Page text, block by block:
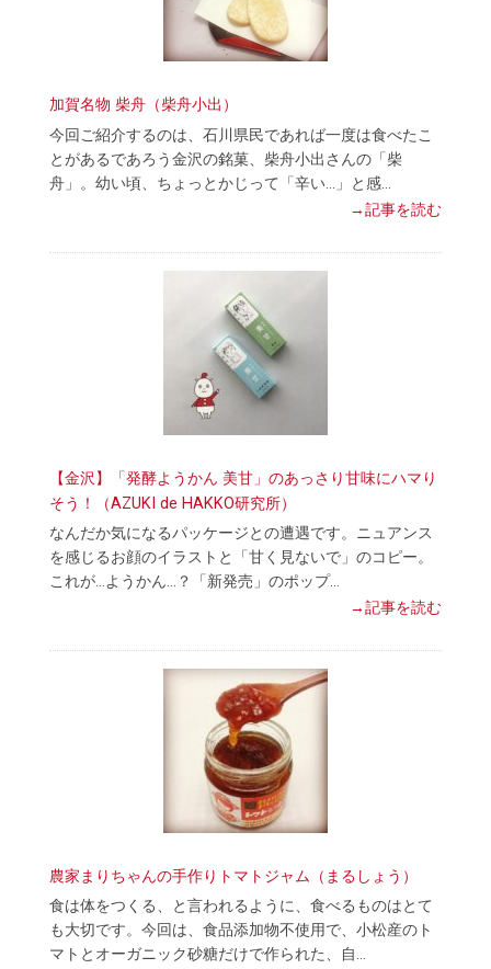
加賀名物 柴舟（柴舟小出）
今回ご紹介するのは、石川県民であれば一度は食べたこ
とがあるであろう金沢の銘菓、柴舟小出さんの「柴
舟」。幼い頃、ちょっとかじって「辛い…」と感…
→記事を読む
【金沢】「発酵ようかん 美甘」のあっさり甘味にハマり
そう！（AZUKI de HAKKO研究所）
なんだか気になるパッケージとの遭遇です。ニュアンス
を感じるお顔のイラストと「甘く見ないで」のコピー。
これが…ようかん…？「新発売」のポップ…
→記事を読む
農家まりちゃんの手作りトマトジャム（まるしょう）
食は体をつくる、と言われるように、食べるものはとて
も大切です。今回は、食品添加物不使用で、小松産のト
マトとオーガニック砂糖だけで作られた、自…